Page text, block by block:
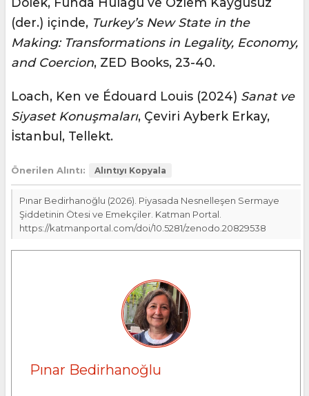
(der.) içinde, Turkey’s New State in the
Making: Transformations in Legality, Economy,
and Coercion, ZED Books, 23-40.
Loach, Ken ve Édouard Louis (2024) Sanat ve
Siyaset Konuşmaları, Çeviri Ayberk Erkay,
İstanbul, Tellekt.
Önerilen Alıntı: Alıntıyı Kopyala
Pınar Bedirhanoğlu (2026). Piyasada Nesnelleşen Sermaye
Şiddetinin Ötesi ve Emekçiler. Katman Portal.
https://katmanportal.com/doi/10.5281/zenodo.20829538
Pınar Bedirhanoğlu